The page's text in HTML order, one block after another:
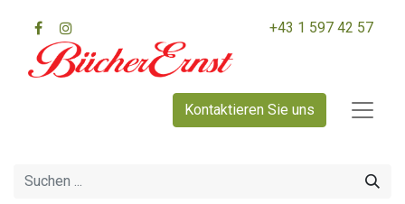
+43 1 597 42 57
Kontaktieren Sie uns